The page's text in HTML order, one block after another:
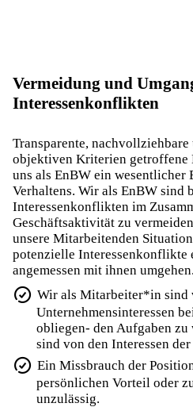
Vermeidung und
Interessenkonflikten
Transparente,
objektiven Kriterien getroffene
uns als EnBW ein wesentlicher
Verhaltens. Wir als EnBW sind
Interessenkonflikten im
Geschäftsaktivität zu
unsere Mitarbeitenden
potenzielle Interessenkonflikte
angemessen mit ihnen umgehen.
Wir als Mitarbeiter*in sind
Unternehmensinteressen
obliegen- den Aufgaben zu
sind von den Interessen
Ein Missbrauch der
persönlichen Vorteil oder
unzulässig.